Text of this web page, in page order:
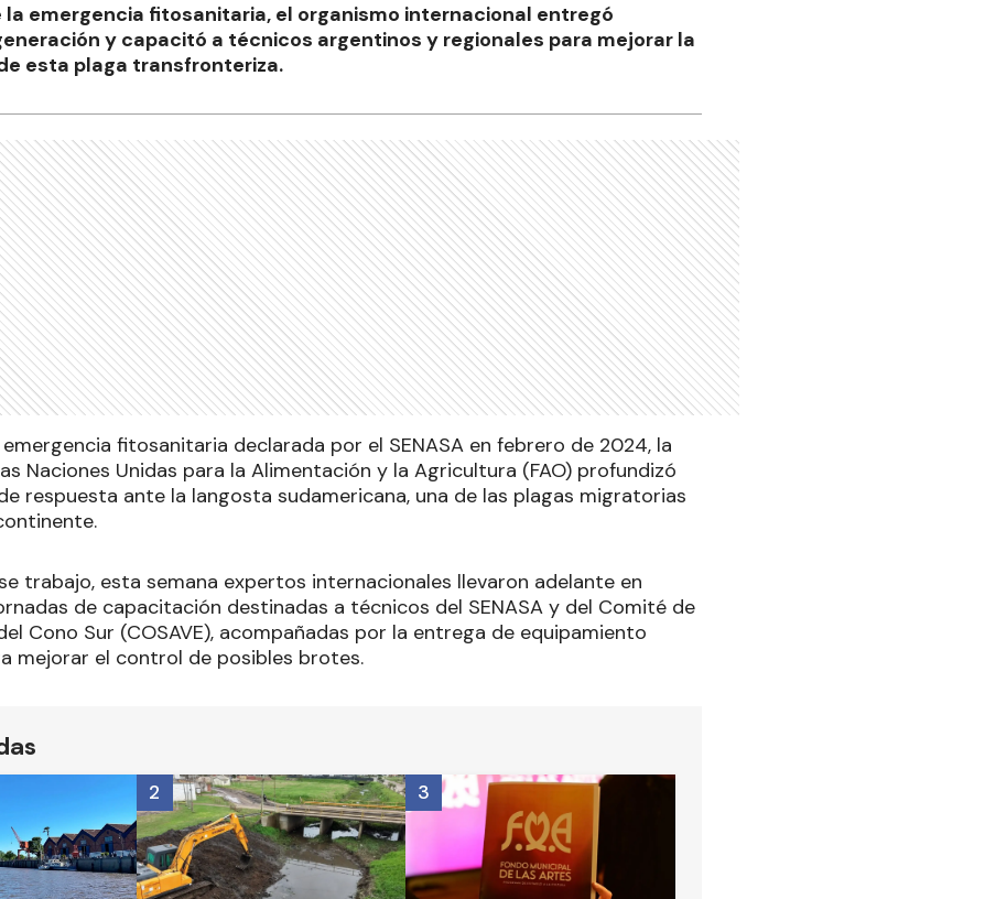
emergencia fitosanitaria, el organismo internacional entregó
y capacitó a técnicos argentinos y regionales para mejorar la
esta plaga transfronteriza.
fitosanitaria declarada por el SENASA en febrero de 2024, la
Naciones Unidas para la Alimentación y la Agricultura (FAO) profundizó
respuesta ante la langosta sudamericana, una de las plagas migratorias
trabajo, esta semana expertos internacionales llevaron adelante en
de capacitación destinadas a técnicos del SENASA y del Comité de
Cono Sur (COSAVE), acompañadas por la entrega de equipamiento
mejorar el control de posibles brotes.
2 3